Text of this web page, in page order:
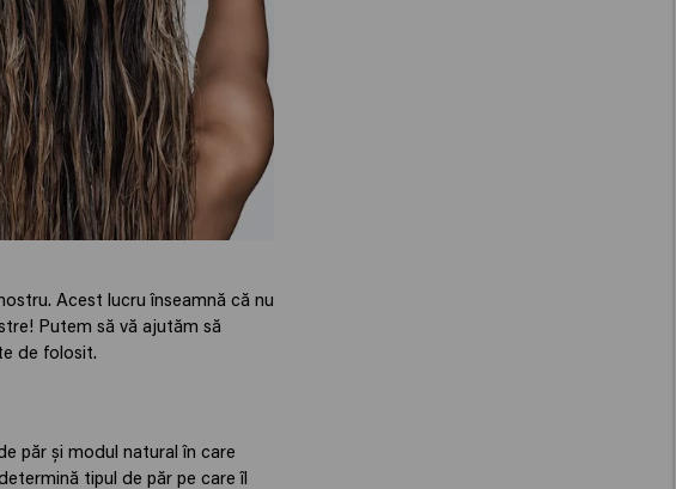
Acest lucru înseamnă că nu
Putem să vă ajutăm să
de folosit.
păr și modul natural în care
tipul de păr pe care îl